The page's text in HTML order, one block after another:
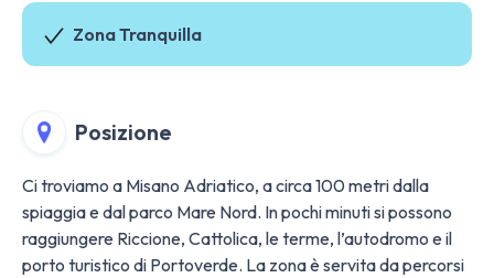
Zona Tranquilla
Posizione
Ci troviamo a Misano Adriatico, a circa 100 metri dalla
spiaggia e dal parco Mare Nord. In pochi minuti si possono
raggiungere Riccione, Cattolica, le terme, l’autodromo e il
porto turistico di Portoverde. La zona è servita da percorsi